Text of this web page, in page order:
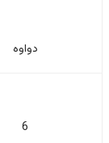
دواوە
6